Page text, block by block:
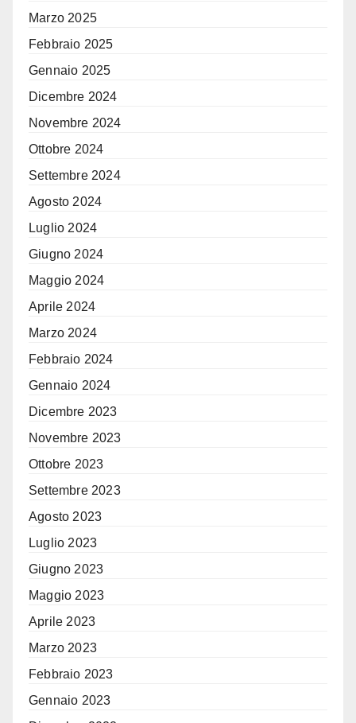
Marzo 2025
Febbraio 2025
Gennaio 2025
Dicembre 2024
Novembre 2024
Ottobre 2024
Settembre 2024
Agosto 2024
Luglio 2024
Giugno 2024
Maggio 2024
Aprile 2024
Marzo 2024
Febbraio 2024
Gennaio 2024
Dicembre 2023
Novembre 2023
Ottobre 2023
Settembre 2023
Agosto 2023
Luglio 2023
Giugno 2023
Maggio 2023
Aprile 2023
Marzo 2023
Febbraio 2023
Gennaio 2023